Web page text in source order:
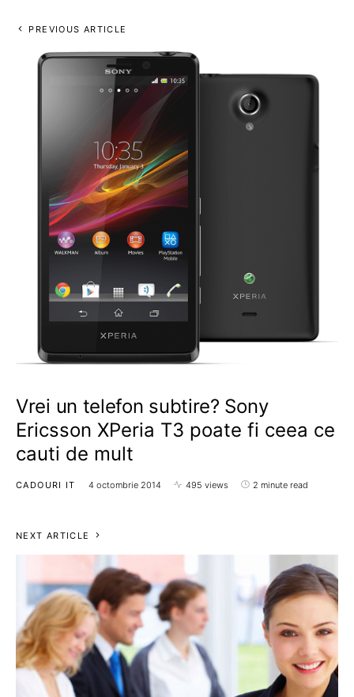
PREVIOUS ARTICLE
Vrei un telefon subtire? Sony
Ericsson XPeria T3 poate fi ceea ce
cauti de mult
CADOURI IT 4 octombrie 2014 495 views 2 minute read
NEXT ARTICLE